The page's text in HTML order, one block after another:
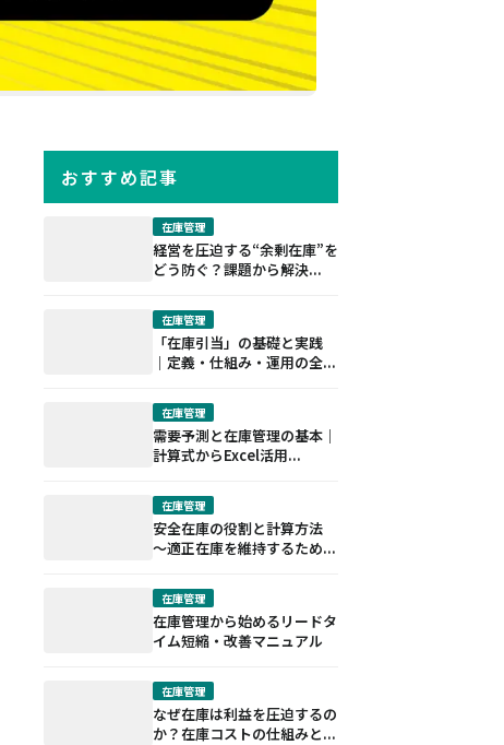
おすすめ記事
在庫管理
経営を圧迫する“余剰在庫”を
どう防ぐ？課題から解決...
在庫管理
「在庫引当」の基礎と実践
｜定義・仕組み・運用の全...
在庫管理
需要予測と在庫管理の基本｜
計算式からExcel活用...
在庫管理
安全在庫の役割と計算方法
～適正在庫を維持するため...
在庫管理
在庫管理から始めるリードタ
イム短縮・改善マニュアル
在庫管理
なぜ在庫は利益を圧迫するの
か？在庫コストの仕組みと...